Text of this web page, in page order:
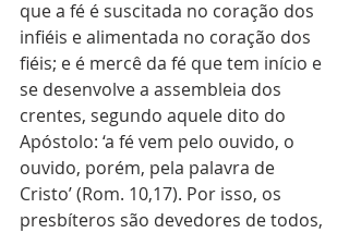
que a fé é suscitada no coração dos
infiéis e alimentada no coração dos
fiéis; e é mercê da fé que tem início e
se desenvolve a assembleia dos
crentes, segundo aquele dito do
Apóstolo: ‘a fé vem pelo ouvido, o
ouvido, porém, pela palavra de
Cristo’ (Rom. 10,17). Por isso, os
presbíteros são devedores de todos,